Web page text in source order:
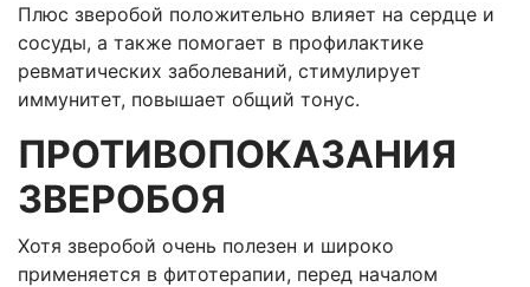
Плюс зверобой положительно влияет на сердце и
сосуды, а также помогает в профилактике
ревматических заболеваний, стимулирует
иммунитет, повышает общий тонус.
ПРОТИВОПОКАЗАНИЯ
ЗВЕРОБОЯ
Хотя зверобой очень полезен и широко
применяется в фитотерапии, перед началом